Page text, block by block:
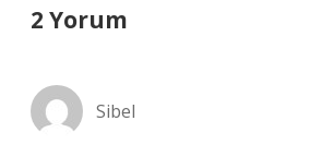
2 Yorum
Sibel